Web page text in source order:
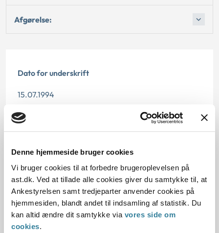
Denne hjemmeside bruger cookies
Vi bruger cookies til at forbedre brugeroplevelsen på
ast.dk. Ved at tillade alle cookies giver du samtykke til, at
Ankestyrelsen samt tredjeparter anvender cookies på
hjemmesiden, blandt andet til indsamling af statistik. Du
kan altid ændre dit samtykke via vores side om
cookies.
Afgørelse:
Dato for underskrift
15.07.1994
Offentliggørelsesdato
Paragraf
§ 46 § 15 § 46a
Journalnummer
20215-93